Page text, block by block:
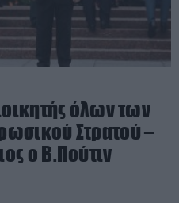
όλων των
Στρατού –
ο Β.Πούτιν